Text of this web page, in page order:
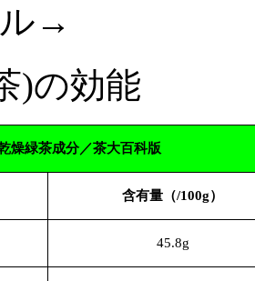
→
)の効能
燥緑茶成分／茶大百科版
含有量（/100g）
45.8g